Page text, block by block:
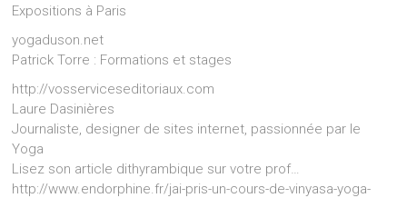
Expositions à Paris
yogaduson.net
Patrick Torre : Formations et stages
http://vosserviceseditoriaux.com
Laure Dasinières
Journaliste, designer de sites internet, passionnée par le
Yoga
Lisez son article dithyrambique sur votre prof…
http://www.endorphine.fr/jai-pris-un-cours-de-vinyasa-yoga-